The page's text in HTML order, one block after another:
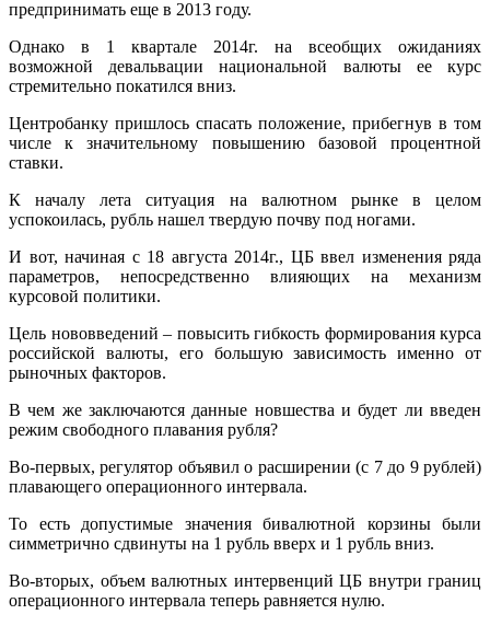
предпринимать еще в 2013 году.
Однако в 1 квартале 2014г. на всеобщих ожиданиях
возможной девальвации национальной валюты ее курс
стремительно покатился вниз.
Центробанку пришлось спасать положение, прибегнув в том
числе к значительному повышению базовой процентной
ставки.
К началу лета ситуация на валютном рынке в целом
успокоилась, рубль нашел твердую почву под ногами.
И вот, начиная с 18 августа 2014г., ЦБ ввел изменения ряда
параметров, непосредственно влияющих на механизм
курсовой политики.
Цель нововведений – повысить гибкость формирования курса
российской валюты, его большую зависимость именно от
рыночных факторов.
В чем же заключаются данные новшества и будет ли введен
режим свободного плавания рубля?
Во-первых, регулятор объявил о расширении (с 7 до 9 рублей)
плавающего операционного интервала.
То есть допустимые значения бивалютной корзины были
симметрично сдвинуты на 1 рубль вверх и 1 рубль вниз.
Во-вторых, объем валютных интервенций ЦБ внутри границ
операционного интервала теперь равняется нулю.